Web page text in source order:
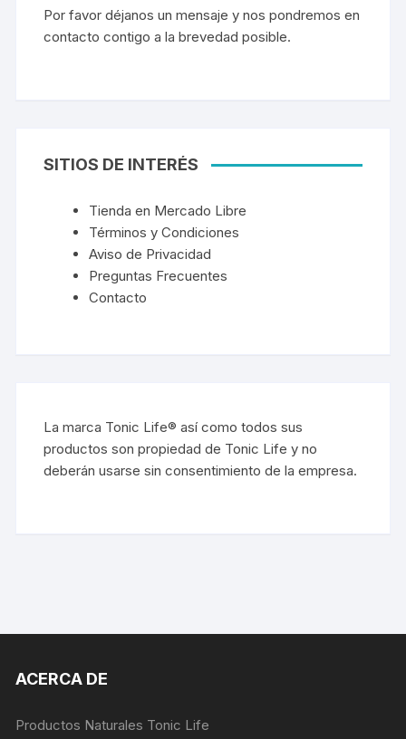
Por favor déjanos un mensaje y nos pondremos en
contacto contigo a la brevedad posible.
SITIOS DE INTERÉS
Tienda en Mercado Libre
Términos y Condiciones
Aviso de Privacidad
Preguntas Frecuentes
Contacto
La marca Tonic Life® así como todos sus
productos son propiedad de Tonic Life y no
deberán usarse sin consentimiento de la empresa.
ACERCA DE
Productos Naturales Tonic Life